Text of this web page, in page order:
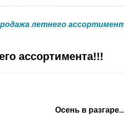
летнего
ассортимента!!!
Осень в